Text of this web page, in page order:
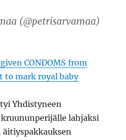
(@petrisarvamaa)
CONDOMS from
to mark royal baby
Yhdistyneen
lahjaksi
äitiyspakkauksen